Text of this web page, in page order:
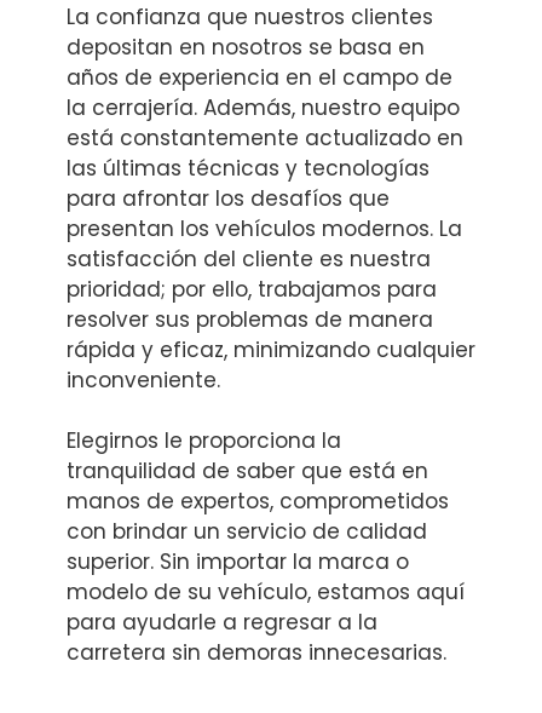
La confianza que nuestros clientes
depositan en nosotros se basa en
años de experiencia en el campo de
la cerrajería. Además, nuestro equipo
está constantemente actualizado en
las últimas técnicas y tecnologías
para afrontar los desafíos que
presentan los vehículos modernos. La
satisfacción del cliente es nuestra
prioridad; por ello, trabajamos para
resolver sus problemas de manera
rápida y eficaz, minimizando cualquier
inconveniente.
Elegirnos le proporciona la
tranquilidad de saber que está en
manos de expertos, comprometidos
con brindar un servicio de calidad
superior. Sin importar la marca o
modelo de su vehículo, estamos aquí
para ayudarle a regresar a la
carretera sin demoras innecesarias.